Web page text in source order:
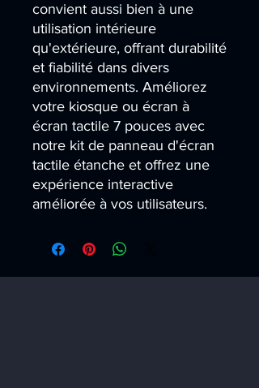
convient aussi bien à une
utilisation intérieure
qu'extérieure, offrant durabilité
et fiabilité dans divers
environnements. Améliorez
votre kiosque ou écran à
écran tactile 7 pouces avec
notre kit de panneau d'écran
tactile étanche et offrez une
expérience interactive
améliorée à vos utilisateurs.